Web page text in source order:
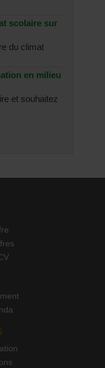
scolaire sur
du climat
en milieu
et souhaitez